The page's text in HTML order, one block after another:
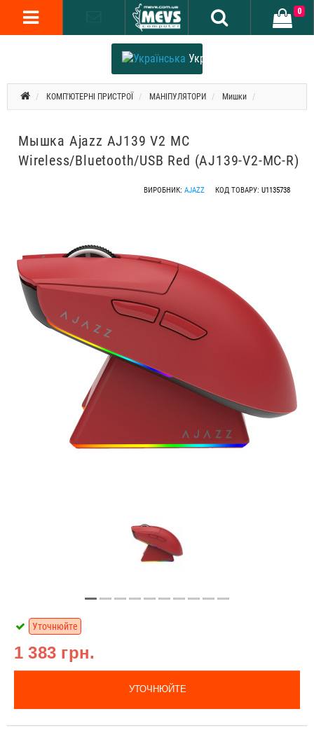
Українська
0
КОМП'ЮТЕРНІ ПРИСТРОЇ МАНІПУЛЯТОРИ Мишки
Мышка Ajazz AJ139 V2 MC
Wireless/Bluetooth/USB Red (AJ139-V2-MC-R)
ВИРОБНИК: AJAZZ КОД ТОВАРУ: U1135738
1 383 грн.
Уточнюйте
УТОЧНЮЙТЕ